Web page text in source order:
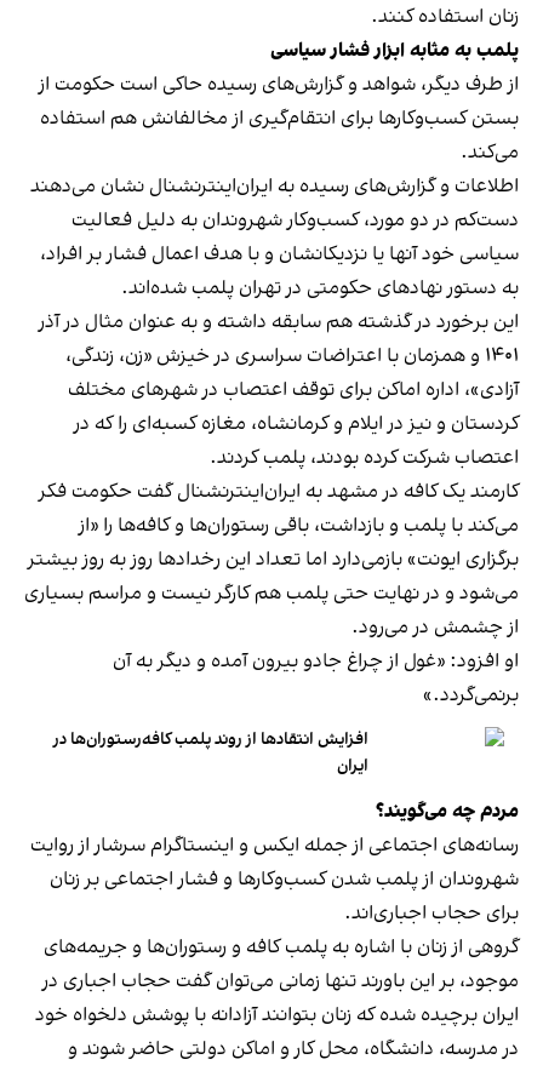
زنان استفاده کنند.
پلمب به مثابه ابزار فشار سیاسی
از طرف دیگر، شواهد و گزارش‌های رسیده حاکی است حکومت از
بستن کسب‌وکارها برای انتقام‌گیری از مخالفانش هم استفاده
می‌کند.
اطلاعات و گزارش‌های رسیده به ایران‌اینترنشنال نشان می‌دهند
دست‌کم در دو مورد، کسب‌وکار شهروندان به دلیل فعالیت
سیاسی خود آنها یا نزدیکانشان و با هدف اعمال فشار بر افراد،
به دستور نهادهای حکومتی در تهران پلمب شده‌اند.
این برخورد در گذشته هم سابقه داشته و به عنوان مثال در آذر
۱۴۰۱ و همزمان با اعتراضات سراسری در خیزش «زن، زندگی،
آزادی»، اداره اماکن برای توقف اعتصاب در شهرهای مختلف
کردستان و نیز در ایلام و کرمانشاه، مغازه کسبه‌ای را که در
اعتصاب شرکت کرده بودند، پلمب کردند.
کارمند یک کافه در مشهد به ایران‌اینترنشنال گفت حکومت فکر
می‌کند با پلمب و بازداشت، باقی رستوران‌ها و کافه‌ها را «از
برگزاری ایونت» بازمی‌دارد اما تعداد این رخدادها روز به روز بیشتر
می‌شود و در نهایت حتی پلمب هم کارگر نیست و مراسم بسیاری
از چشمش در می‌رود.
او افزود: «غول از چراغ جادو بیرون آمده و دیگر به آن
برنمی‎‌گردد.»
افزایش انتقادها از روند پلمب کافه‌رستوران‌ها در
ایران
مردم چه می‌گویند؟
رسانه‎‌های اجتماعی از جمله ایکس و اینستاگرام سرشار از روایت
شهروندان از پلمب شدن کسب‌وکارها و فشار اجتماعی بر زنان
برای حجاب اجباری‌اند.
گروهی از زنان با اشاره به پلمب کافه و رستوران‌ها و جریمه‌های
موجود، بر این باورند تنها زمانی می‌توان گفت حجاب اجباری در
ایران برچیده شده که زنان بتوانند آزادانه با پوشش دلخواه خود
در مدرسه، دانشگاه، محل کار و اماکن دولتی حاضر شوند و